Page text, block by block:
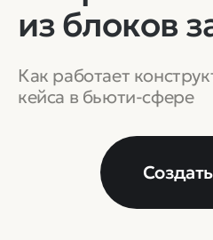
изблоков
Как работает
кейса в бьюти-сфере